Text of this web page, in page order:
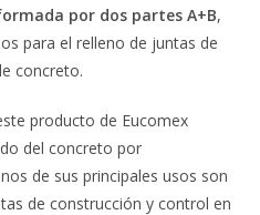
por dos partes A+B,
para el relleno de juntas de
concreto.
producto de Eucomex
del concreto por
de sus principales usos son
de construcción y control en